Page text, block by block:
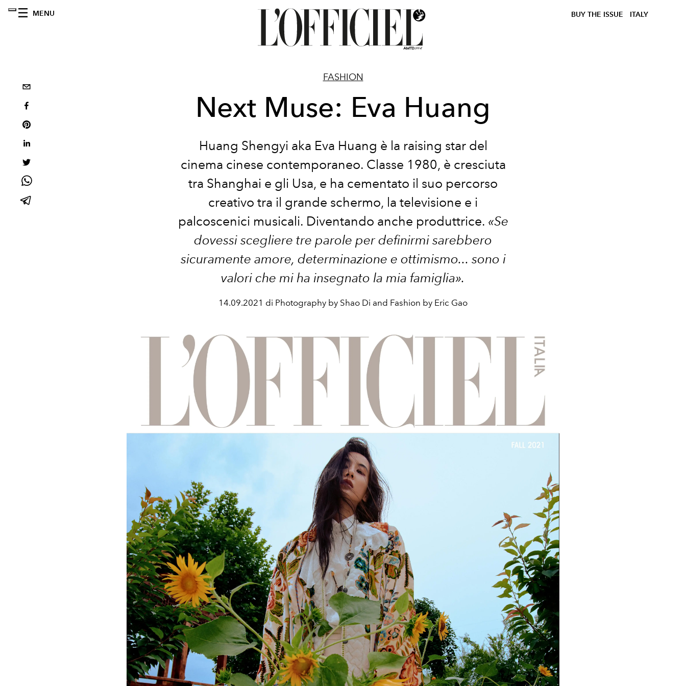
MENU BUY THE ISSUE ITALY
FASHION
Next Muse: Eva Huang
Huang Shengyi aka Eva Huang è la raising star del
cinema cinese contemporaneo. Classe 1980, è cresciuta
tra Shanghai e gli Usa, e ha cementato il suo percorso
creativo tra il grande schermo, la televisione e i
palcoscenici musicali. Diventando anche produttrice. «Se
dovessi scegliere tre parole per definirmi sarebbero
sicuramente amore, determinazione e ottimismo... sono i
valori che mi ha insegnato la mia famiglia».
14.09.2021 di Photography by Shao Di and Fashion by Eric Gao